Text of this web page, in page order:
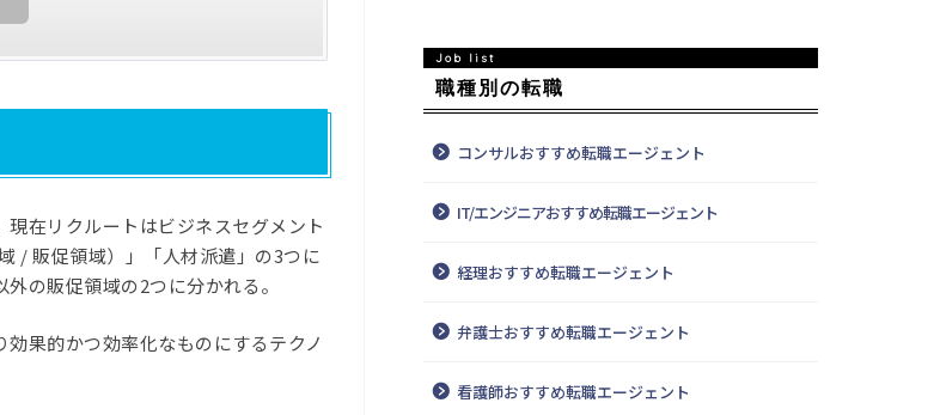
在リクルートはビジネスセグメント
/ 販促領域）」「人材派遣」の3つに
の販促領域の2つに分かれる。
果的かつ効率化なものにするテクノ
職種別の転職
コンサルおすすめ転職エージェント
IT/エンジニアおすすめ転職エージェント
経理おすすめ転職エージェント
弁護士おすすめ転職エージェント
看護師おすすめ転職エージェント